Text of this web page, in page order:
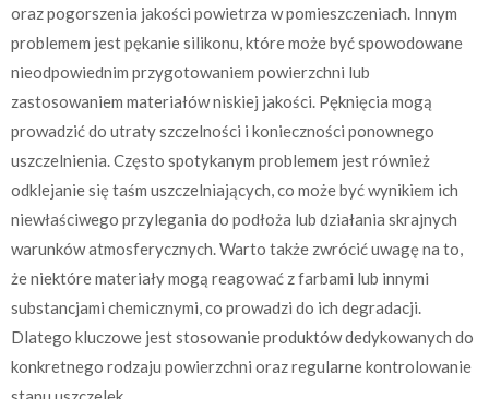
oraz pogorszenia jakości powietrza w pomieszczeniach. Innym
problemem jest pękanie silikonu, które może być spowodowane
nieodpowiednim przygotowaniem powierzchni lub
zastosowaniem materiałów niskiej jakości. Pęknięcia mogą
prowadzić do utraty szczelności i konieczności ponownego
uszczelnienia. Często spotykanym problemem jest również
odklejanie się taśm uszczelniających, co może być wynikiem ich
niewłaściwego przylegania do podłoża lub działania skrajnych
warunków atmosferycznych. Warto także zwrócić uwagę na to,
że niektóre materiały mogą reagować z farbami lub innymi
substancjami chemicznymi, co prowadzi do ich degradacji.
Dlatego kluczowe jest stosowanie produktów dedykowanych do
konkretnego rodzaju powierzchni oraz regularne kontrolowanie